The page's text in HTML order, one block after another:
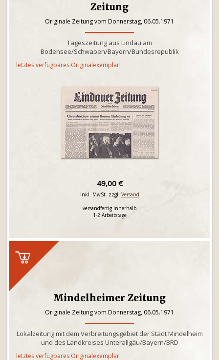
Zeitung
Originale Zeitung vom Donnerstag, 06.05.1971
Tageszeitung aus Lindau am
Bodensee/Schwaben/Bayern/Bundesrepublik
letztes verfügbares Originalexemplar!
49,00 €
inkl. MwSt. zzgl. Versand
versandfertig innerhalb
1-2 Arbeitstage
Mindelheimer Zeitung
Originale Zeitung vom Donnerstag, 06.05.1971
Lokalzeitung mit dem Verbreitungsgebiet der Stadt Mindelheim
und des Landkreises Unterallgäu/Bayern/BRD
letztes verfügbares Originalexemplar!